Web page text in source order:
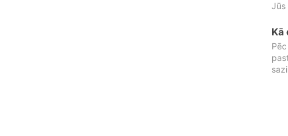
Jūs
Kā